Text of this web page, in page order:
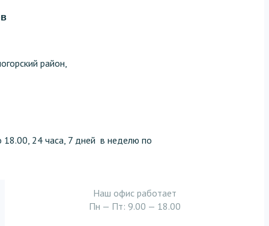
район,
24 часа, 7 дней в неделю по
Наш офис работает
Пн — Пт: 9.00 — 18.00